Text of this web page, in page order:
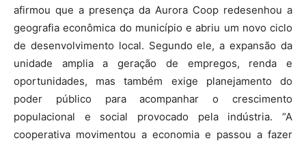
afirmou que a presença da Aurora Coop redesenhou a
geografia econômica do município e abriu um novo ciclo
de desenvolvimento local. Segundo ele, a expansão da
unidade amplia a geração de empregos, renda e
oportunidades, mas também exige planejamento do
poder público para acompanhar o crescimento
populacional e social provocado pela indústria. “A
cooperativa movimentou a economia e passou a fazer